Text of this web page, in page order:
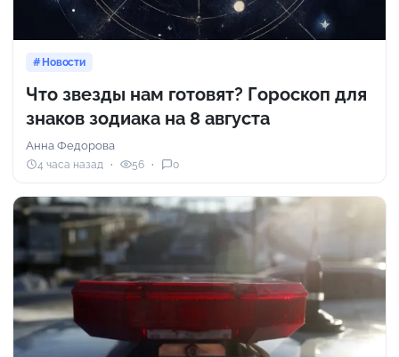
Новости
Что звезды нам готовят? Гороскоп для
знаков зодиака на 8 августа
Анна Федорова
4 часа назад 56 0